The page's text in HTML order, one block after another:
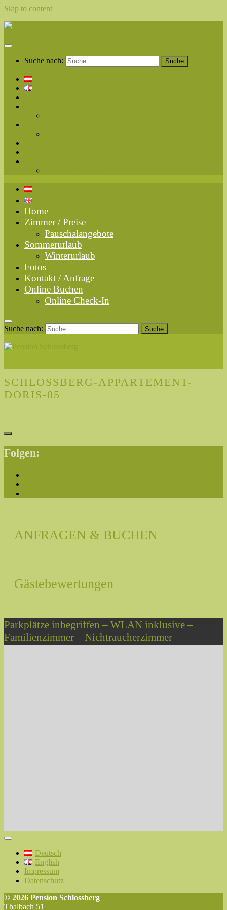
Skip to content
Suche nach:
Home
Zimmer / Preise
Pauschalangebote
Sommerurlaub
Winterurlaub
Fotos
Kontakt / Anfrage
Online Buchen
Online Check-In
Suche nach:
SCHLOSSBERG-APPARTEMENT-
DORIS-05
Folgen:
ANFRAGEN & BUCHEN
Gästebewertungen
Parkplätze inbegriffen – WLAN inklusive –
Familienzimmer – Nichtraucherzimmer
Deutsch
English
Impressum
Datenschutz
© 2026 Pension Schlossberg
Thalbach 51